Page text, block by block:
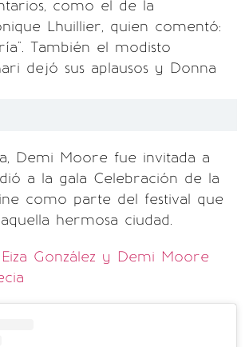
como el de la
Lhuillier, quien comentó:
También el modisto
dejó sus aplausos y Donna
Demi Moore fue invitada a
a la gala Celebración de la
como parte del festival que
hermosa ciudad.
Eiza González y Demi Moore